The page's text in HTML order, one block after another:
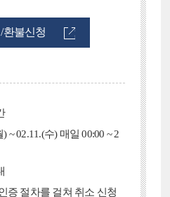
환불신청
) ~ 02.11.(수) 매일 00:00 ~ 2
증 절차를 걸쳐 취소 신청